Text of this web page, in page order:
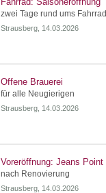
zwei Tage rund ums Fahrrad
Strausberg, 14.03.2026
Offene Brauerei
für alle Neugierigen
Strausberg, 14.03.2026
Voreröffnung: Jeans Point
nach Renovierung
Strausberg, 14.03.2026